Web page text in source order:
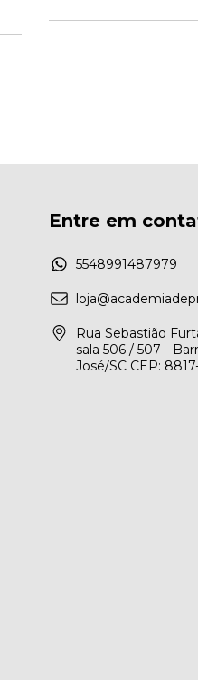
Entre em
5548991487979
Rua Sebastião
sala 506 / 507 -
José/SC CEP: